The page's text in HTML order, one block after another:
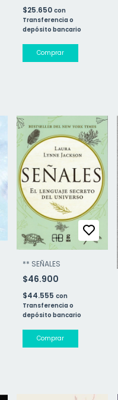
$25.650 con
Transferencia o
depósito bancario
** SEÑALES
$46.900
$44.555 con
Transferencia o
depósito bancario